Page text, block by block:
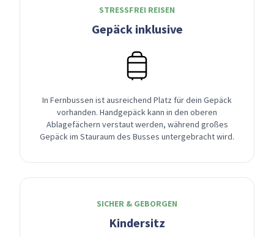
STRESSFREI REISEN
Gepäck inklusive
In Fernbussen ist ausreichend Platz für dein Gepäck
vorhanden. Handgepäck kann in den oberen
Ablagefächern verstaut werden, während großes
Gepäck im Stauraum des Busses untergebracht wird.
SICHER & GEBORGEN
Kindersitz